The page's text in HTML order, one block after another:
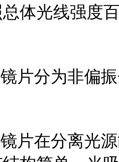
体光线强度
分为非偏振
在分离光源